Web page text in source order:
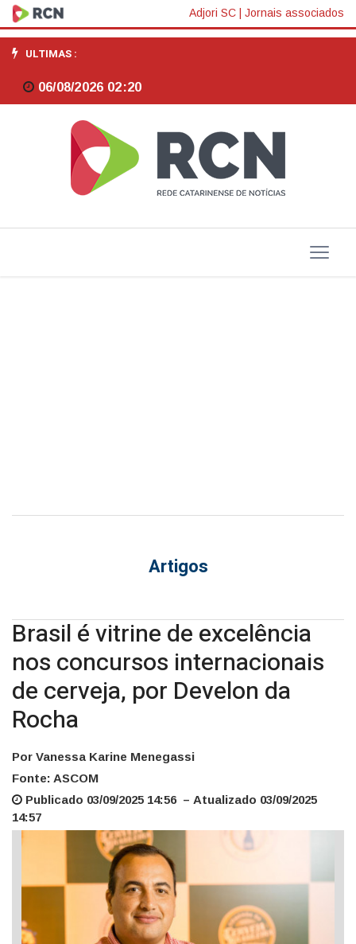
Brasil
é
vitrine
excelência
concursos
Adjori SC Jornais associados
ULTIMAS :
06/08/2026 02:20
Artigos
Brasil é vitrine de excelência
nos concursos internacionais
de cerveja, por Develon da
Rocha
Por Vanessa Karine Menegassi
Fonte: ASCOM
Publicado 03/09/2025 14:56 – Atualizado 03/09/2025
14:57